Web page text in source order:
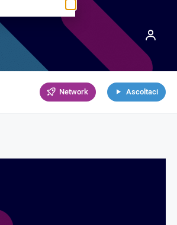
Network Ascoltaci